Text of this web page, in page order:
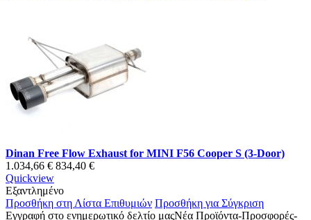
Dinan Free Flow Exhaust for MINI F56 Cooper S (3-Door)
1.034,66 € 834,40 €
Quickview
Εξαντλημένο
Προσθήκη στη Λίστα Επιθυμιών Προσθήκη για Σύγκριση
Εγγραφή στο ενημερωτικό δελτίο μαςΝέα Προϊόντα-Προσφορές-